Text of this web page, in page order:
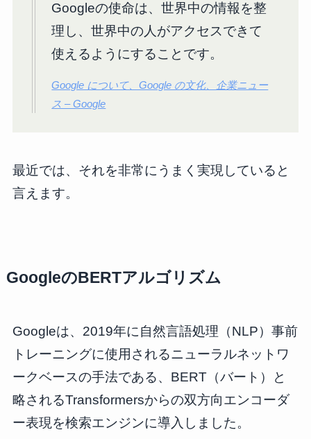
Googleの使命は、世界中の情報を整
理し、世界中の人がアクセスできて
使えるようにすることです。
Google について、Google の文化、企業ニュー
ス – Google
最近では、それを非常にうまく実現していると
言えます。
GoogleのBERTアルゴリズム
Googleは、2019年に自然言語処理（NLP）事前
トレーニングに使用されるニューラルネットワ
ークベースの手法である、BERT（バート）と
略されるTransformersからの双方向エンコーダ
ー表現を検索エンジンに導入しました。